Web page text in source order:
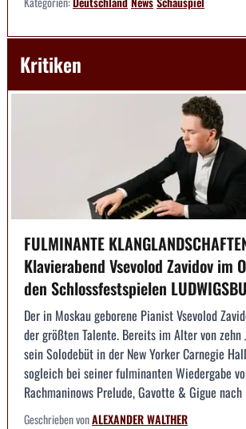
Kritiken
FULMINANTE
Klavierabend Vsevolod Zavidov im
den Schlossfestspielen
Der in Moskau geborene Pianist Vsevolod
der größten Talente. Bereits im Alter von
sein Solodebüt in der New Yorker Carnegie
sogleich bei seiner fulminanten Wiedergabe
Rachmaninows Prelude, Gavotte & Gigue nach
Geschrieben vonALEXANDER WALTHER